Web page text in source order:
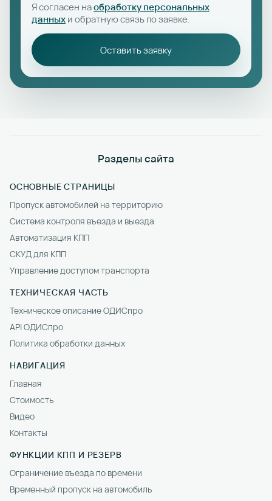
Я согласен наобработку персональных
данных и обратную связь по заявке.
Оставить заявку
Разделы сайта
ОСНОВНЫЕ СТРАНИЦЫ
Пропуск автомобилей на территорию
Система контроля въезда и выезда
Автоматизация КПП
СКУД для КПП
Управление доступом транспорта
ТЕХНИЧЕСКАЯ ЧАСТЬ
Техническое описание ОДИСпро
API ОДИСпро
Политика обработки данных
НАВИГАЦИЯ
Главная
Стоимость
Видео
Контакты
ФУНКЦИИ КПП И РЕЗЕРВ
Ограничение въезда по времени
Временный пропуск на автомобиль